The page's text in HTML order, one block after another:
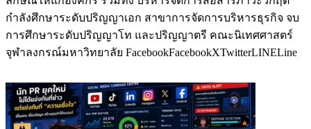
กำลังศึกษาระดับปริญญาเอก สาขาการจัดการบริหารธุรกิจ จบ
การศึกษาระดับปริญญาโท และปริญญาตรี คณะนิเทศศาสตร์
จุฬาลงกรณ์มหาวิทยาลัย FacebookFacebookXTwitterLINELine